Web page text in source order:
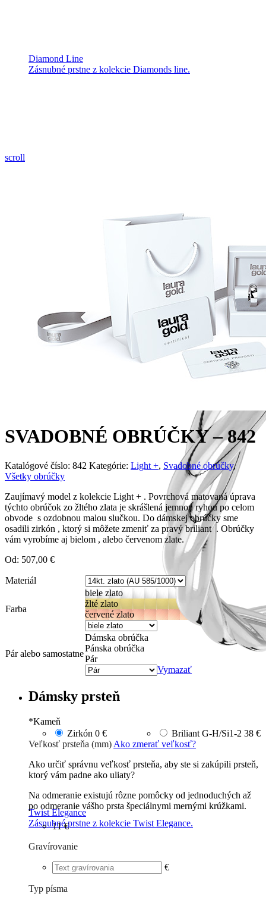
Diamond Line
Zásnubné prstne z kolekcie Diamonds line.
Twist Elegance
Zásnubné prstne z kolekcie Twist Elegance.
scroll
SVADOBNÉ OBRÚČKY – 842
Katalógové číslo: 842 Kategórie: Light +, Svadobné obrúčky,
Všetky obrúčky
Zaujímavý model z kolekcie Light + . Povrchová matovaná úprava
týchto obrúčok zo žltého zlata je skrášlená jemnou ryhou po celom
obvode s ozdobnou malou slučkou. Do dámskej obrúčky sme
osadili zirkón , ktorý si môžete zmeniť za pravý briliant . Obrúčky
vám vyrobíme aj bielom , alebo červenom zlate.
Od: 507,00 €
Materiál
Farba
biele zlato
žlté zlato
červené zlato
Pár alebo samostatne
Dámska obrúčka
Pánska obrúčka
Pár
Vymazať
Dámsky prsteň
*Kameň
Zirkón 0 € Briliant G-H/Si1-2 38 €
Veľkosť prsteňa (mm) Ako zmerať veľkosť?
Ako určiť správnu veľkosť prsteňa, aby ste si zakúpili prsteň,
ktorý vám padne ako uliaty?
Na odmeranie existujú rôzne pomôcky od jednoduchých až
po odmeranie vášho prsta špeciálnymi mernými krúžkami.
11 €
Gravírovanie
€
Typ písma